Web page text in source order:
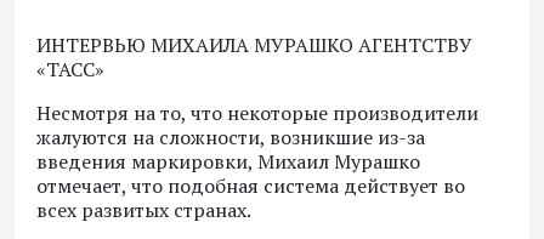
ИНТЕРВЬЮ МИХАИЛА МУРАШКО АГЕНТСТВУ
«ТАСС»
Несмотря на то, что некоторые производители
жалуются на сложности, возникшие из-за
введения маркировки, Михаил Мурашко
отмечает, что подобная система действует во
всех развитых странах.